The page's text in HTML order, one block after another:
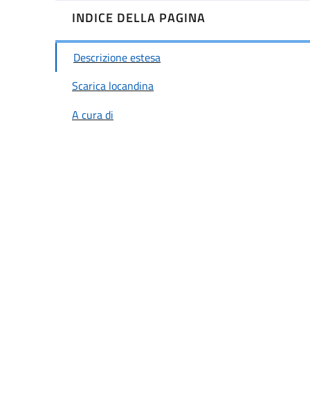
INDICE DELLA PAGINA
Descrizione estesa
Scarica locandina
A cura di